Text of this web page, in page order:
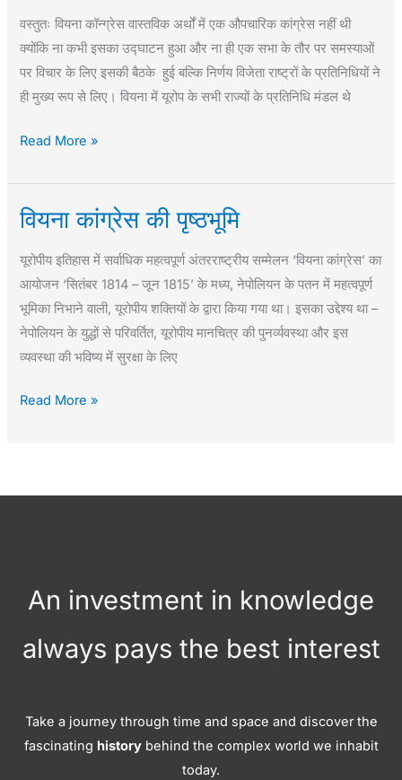
वस्तुतः वियना कॉन्ग्रेस वास्तविक अर्थों में एक औपचारिक कांग्रेस नहीं थी
क्योंकि ना कभी इसका उद्घाटन हुआ और ना ही एक सभा के तौर पर समस्याओं
पर विचार के लिए इसकी बैठके हुई बल्कि निर्णय विजेता राष्ट्रों के प्रतिनिधियों ने
ही मुख्य रूप से लिए। वियना में यूरोप के सभी राज्यों के प्रतिनिधि मंडल थे
के
निर्णयकर्ता
Read More »
वियना कांग्रेस की पृष्ठभूमि
यूरोपीय इतिहास में सर्वाधिक महत्वपूर्ण अंतरराष्ट्रीय सम्मेलन ‘वियना कांग्रेस’ का
आयोजन ‘सितंबर 1814 – जून 1815’ के मध्य, नेपोलियन के पतन में महत्वपूर्ण
भूमिका निभाने वाली, यूरोपीय शक्तियों के द्वारा किया गया था। इसका उद्देश्य था –
नेपोलियन के युद्धों से परिवर्तित, यूरोपीय मानचित्र की पुनर्व्यवस्था और इस
व्यवस्था की भविष्य में सुरक्षा के लिए
वियना
की
पृष्ठभूमि
Read More »
An investment in knowledge
always pays the best interest
Take a journey through time and space and discover the
fascinating historybehind the complex world we inhabit
today.